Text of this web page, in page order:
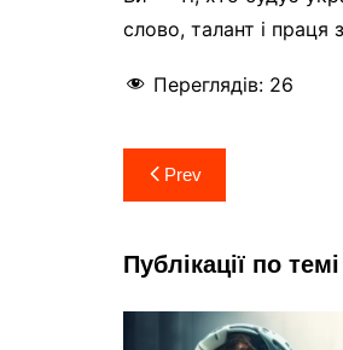
слово, талант і праця
Переглядів: 26
Навігація
записів
Prev
Публікації по темі